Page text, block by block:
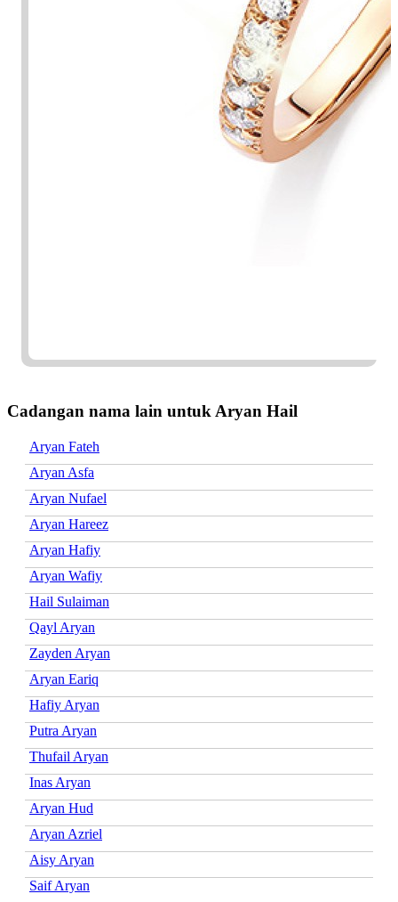
Cadangan nama lain untuk Aryan Hail
Aryan Fateh
Aryan Asfa
Aryan Nufael
Aryan Hareez
Aryan Hafiy
Aryan Wafiy
Hail Sulaiman
Qayl Aryan
Zayden Aryan
Aryan Eariq
Hafiy Aryan
Putra Aryan
Thufail Aryan
Inas Aryan
Aryan Hud
Aryan Azriel
Aisy Aryan
Saif Aryan